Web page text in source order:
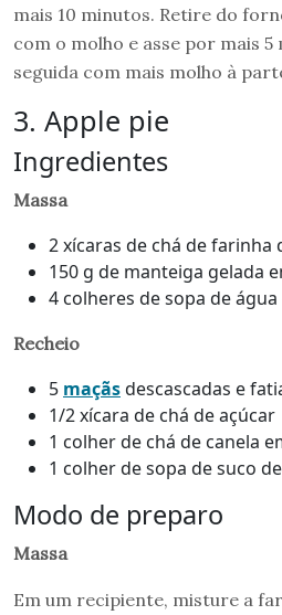
mais 10 minutos. Retire do
com o molho e asse por mais 5
seguida com mais molho à
3. Apple pie
Ingredientes
Massa
2 xícaras de chá de farinha
150 g de manteiga gelada
4 colheres de sopa de água
Recheio
5 maçãsdescascadas e
1/2 xícara de chá de açúcar
1 colher de chá de canela
1 colher de sopa de suco
Modo de preparo
Massa
Em um recipiente, misture a